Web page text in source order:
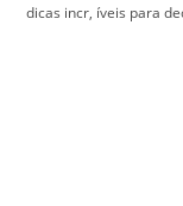
dicas incr, íveis para